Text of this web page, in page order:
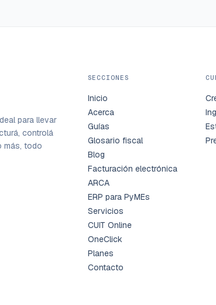
para llevar
controlá
más, todo
SECCIONES
Inicio
Acerca
Guías
Glosario fiscal
Blog
Facturación electrónica
ARCA
ERP para PyMEs
Servicios
CUIT Online
OneClick
Planes
Contacto